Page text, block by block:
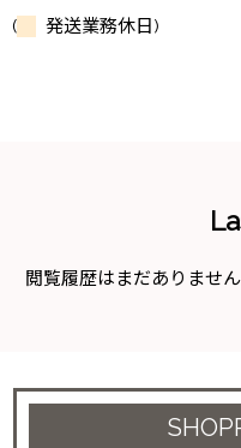
( 発送業務休日)
閲覧履歴はまだありません